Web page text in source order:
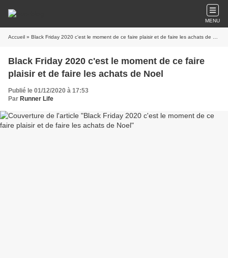
MENU
Accueil » Black Friday 2020 c'est le moment de ce faire plaisir et de faire les achats de Noel
Black Friday 2020 c'est le moment de ce faire
plaisir et de faire les achats de Noel
Publié le 01/12/2020 à 17:53
Par Runner Life